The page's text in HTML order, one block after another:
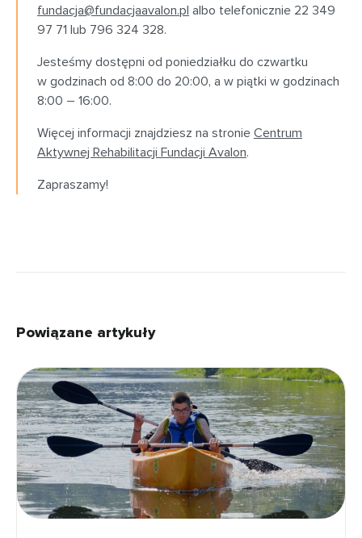
fundacja@fundacjaavalon.pl albo telefonicznie 22 349
97 71 lub 796 324 328.
Jesteśmy dostępni od poniedziałku do czwartku
w godzinach od 8:00 do 20:00, a w piątki w godzinach
8:00 – 16:00.
Więcej informacji znajdziesz na stronie Centrum
Aktywnej Rehabilitacji Fundacji Avalon.
Zapraszamy!
Powiązane artykuły